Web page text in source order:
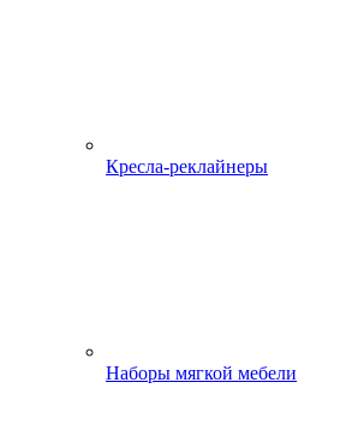
Кресла-реклайнеры
Наборы мягкой мебели